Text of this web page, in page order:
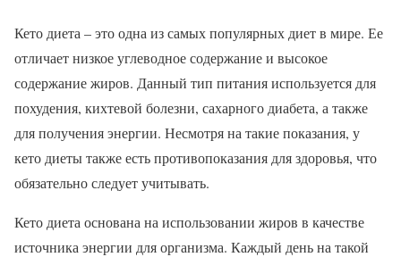
Кето диета – это одна из самых популярных диет в мире. Ее
отличает низкое углеводное содержание и высокое
содержание жиров. Данный тип питания используется для
похудения, кихтевой болезни, сахарного диабета, а также
для получения энергии. Несмотря на такие показания, у
кето диеты также есть противопоказания для здоровья, что
обязательно следует учитывать.
Кето диета основана на использовании жиров в качестве
источника энергии для организма. Каждый день на такой